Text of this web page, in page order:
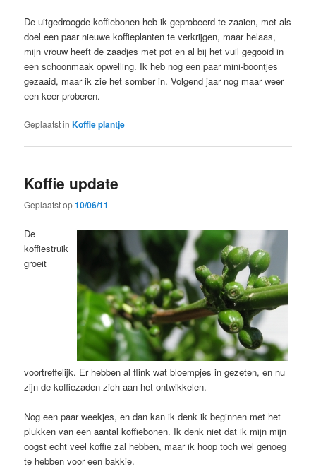
De uitgedroogde koffiebonen heb ik geprobeerd te zaaien, met als
doel een paar nieuwe koffieplanten te verkrijgen, maar helaas,
mijn vrouw heeft de zaadjes met pot en al bij het vuil gegooid in
een schoonmaak opwelling. Ik heb nog een paar mini-boontjes
gezaaid, maar ik zie het somber in. Volgend jaar nog maar weer
een keer proberen.
Geplaatst in Koffie plantje
Koffie update
Geplaatst op10/06/11
De
koffiestruik
groeit
voortreffelijk. Er hebben al flink wat bloempjes in gezeten, en nu
zijn de koffiezaden zich aan het ontwikkelen.
Nog een paar weekjes, en dan kan ik denk ik beginnen met het
plukken van een aantal koffiebonen. Ik denk niet dat ik mijn mijn
oogst echt veel koffie zal hebben, maar ik hoop toch wel genoeg
te hebben voor een bakkie.